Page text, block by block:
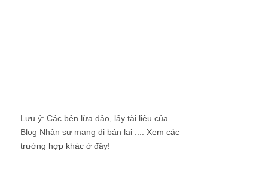
Lưu ý: Các bên lừa đảo, lấy tài liệu của
Blog Nhân sự mang đi bán lại .... Xem các
trường hợp khác ở đây!